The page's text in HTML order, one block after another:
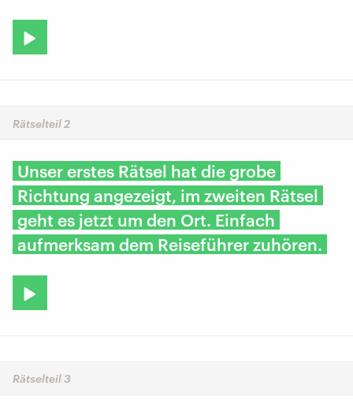
Rätselteil 2
Unser erstes Rätsel hat die grobe
Richtung angezeigt, im zweiten Rätsel
geht es jetzt um den Ort. Einfach
aufmerksam dem Reiseführer zuhören.
Rätselteil 3